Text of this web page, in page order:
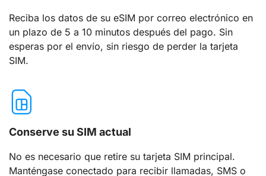
Reciba los datos de su eSIM por correo electrónico en
un plazo de 5 a 10 minutos después del pago. Sin
esperas por el envío, sin riesgo de perder la tarjeta
SIM.
Conserve su SIM actual
No es necesario que retire su tarjeta SIM principal.
Manténgase conectado para recibir llamadas, SMS o